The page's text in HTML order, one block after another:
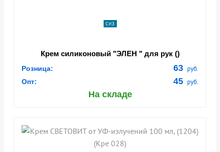
СИЗ
Крем силиконовый "ЭЛЕН " для рук ()
Розница: 63 руб.
Опт: 45 руб.
На складе